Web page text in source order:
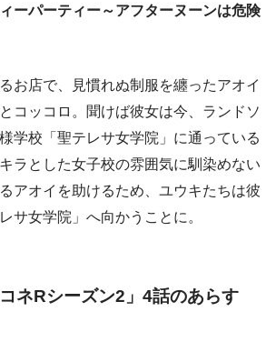
ーパーティー～アフターヌーンは危険
お店で、見慣れぬ制服を纏ったアオイ
コッコロ。聞けば彼女は今、ランドソ
学校「聖テレサ女学院」に通っている
ラとした女子校の雰囲気に馴染めない
アオイを助けるため、ユウキたちは彼
サ女学院」へ向かうことに。
ネRシーズン2」4話のあらす